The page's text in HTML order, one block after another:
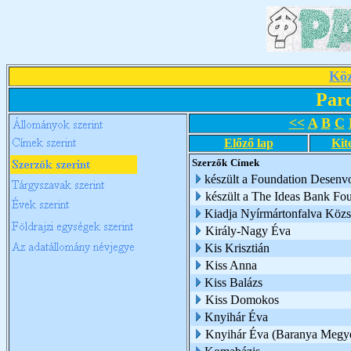
<< A B C
Előző lap
Szerzők Címek
készült a Foundation
készült a The Ideas Bank
Kiadja Nyírmártonfalva
Király-Nagy Éva
Kis Krisztián
Kiss Anna
Kiss Balázs
Kiss Domokos
Knyihár Éva
Knyihár Éva (Baranya